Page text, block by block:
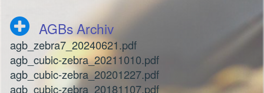
AGBs Archiv
agb_zebra7_20240621.pdf
agb_cubic-zebra_20211010.pdf
agb_cubic-zebra_20201227.pdf
agb_cubic-zebra_20181107.pdf